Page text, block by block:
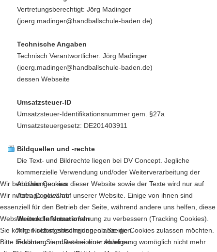
Vertretungsberechtigt: Jörg Madinger
(joerg.madinger@handballschule-baden.de)
Technische Angaben
Technisch Verantwortlicher: Jörg Madinger
(joerg.madinger@handballschule-baden.de)
dessen Webseite
Umsatzsteuer-ID
Umsatzsteuer-Identifikationsnummer gem. §27a
Umsatzsteuergesetz: DE201403911
Bildquellen und -rechte
Die Text- und Bildrechte liegen bei DV Concept. Jegliche
kommerzielle Verwendung und/oder Weiterverarbeitung der
Abbildungen aus dieser Website sowie der Texte wird nur auf
Anfrage gewährt.
Weitere Informationen
Allg. Nutzungsbedingungen anzeigen
Erklärung zum Datenschutz anzeigen
Wir benutzen Cookies
Wir nutzen Cookies auf unserer Website. Einige von ihnen sind
essenziell für den Betrieb der Seite, während andere uns helfen, diese
Website und die Nutzererfahrung zu verbessern (Tracking Cookies).
Sie können selbst entscheiden, ob Sie die Cookies zulassen möchten.
Bitte beachten Sie, dass bei einer Ablehnung womöglich nicht mehr